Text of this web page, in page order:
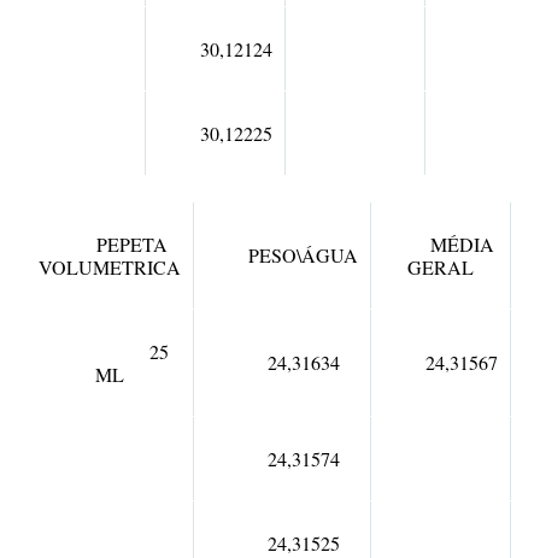
30,12124
30,12225
PEPETA
VOLUMETRICA
PESO\ÁGUA
MÉDIA
GERAL
25
ML
24,31634 24,31567
24,31574
24,31525